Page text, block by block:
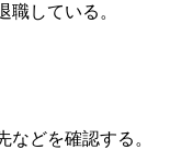
職している。
などを確認する。